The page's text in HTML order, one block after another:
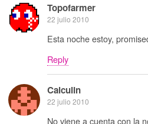
Topofarmer
22 julio 2010
Esta noche estoy,
Reply
Calculin
22 julio 2010
No viene a cuenta con la